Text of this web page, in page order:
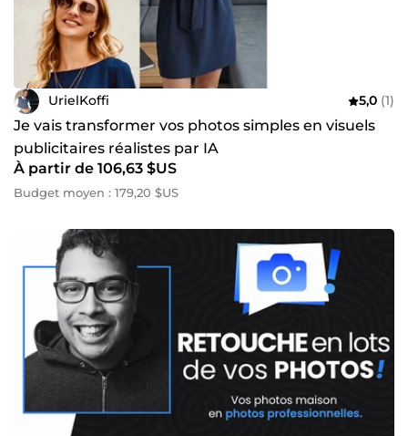
UrielKoffi 5,0 (1)
Je vais transformer vos photos simples en visuels
publicitaires réalistes par IA
À partir de 106,63 $US
Budget moyen : 179,20 $US